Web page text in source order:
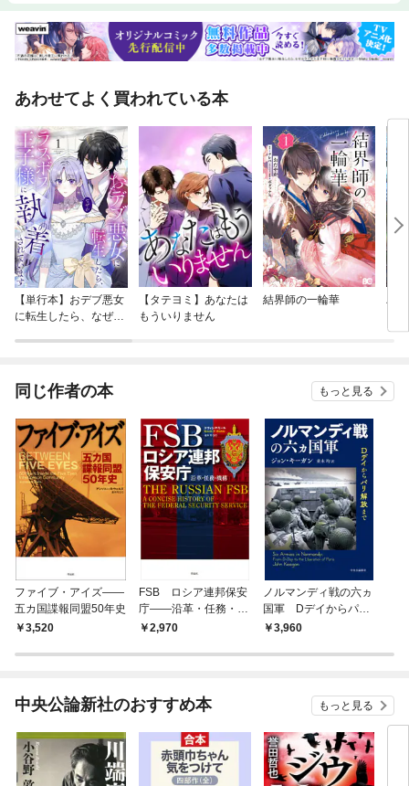
あわせてよく買われている本
【単行本】おデブ悪女
に転生したら、なぜか
【タテヨミ】あなたは
もういりません
結界師の一輪華
バ
今
同じ作者の本 もっと見る
ファイブ・アイズ――
五カ国諜報同盟50年史
3,520
FSB ロシア連邦保安
庁――沿革・任務・機
構2,970
ノルマンディ戦の六ヵ
国軍 Dデイからパリ
解放まで
3,960
中央公論新社のおすすめ本 もっと見る